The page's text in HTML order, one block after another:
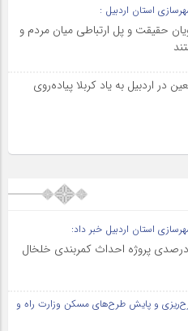
استان اردبیل :
حقیقت و پل ارتباطی میان مردم و
در اردبیل به یاد کربلا پیاده‌روی
استان اردبیل خبر داد:
و پایش طرح‌های مسکن وزارت راه و